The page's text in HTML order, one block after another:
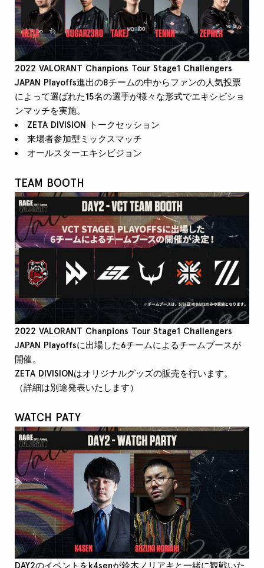
2022 VALORANT Chanpions Tour Stage1 Challengers
JAPAN Playoffs進出の8チームの中からファンの人気投票
によって選ばれた15名の選手が様々な形式でエキシビショ
ンマッチを実施。
ZETA DIVISION トークセッション
来場者参加型ミックスマッチ
オールスターエキシビジョン
TEAM BOOTH
2022 VALORANT Chanpions Tour Stage1 Challengers
JAPAN Playoffsに出場した6チームによるチームブースが
開催。
ZETA DIVISIONはオリジナルグッズの販売を行います。
（詳細は別途発表いたします）
WATCH PATY